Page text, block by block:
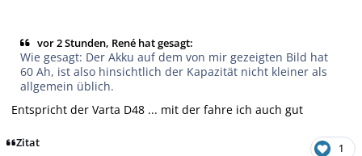
vor 2 Stunden, René hat gesagt:
Wie gesagt: Der Akku auf dem von mir gezeigten Bild hat
60 Ah, ist also hinsichtlich der Kapazität nicht kleiner als
allgemein üblich.
Entspricht der Varta D48 ... mit der fahre ich auch gut
Zitat 1